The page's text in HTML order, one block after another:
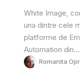
White Image,
una dintre cele
platforme de
Automation din...
Romanita